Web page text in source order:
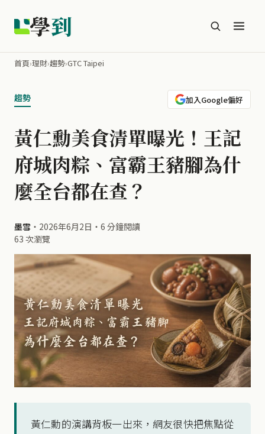
學到
首頁›理財›趨勢›GTC Taipei
趨勢 加入Google偏好
黃仁勳美食清單曝光！王記
府城肉粽、富霸王豬腳為什
麼全台都在查？
墨雪 ・ 2026年6月2日 ・ 6 分鐘閱讀
63 次瀏覽
黃仁勳的演講背板一出來，網友很快把焦點從